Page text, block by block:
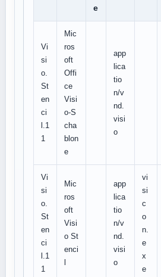
e
Vi
si
o.
St
en
ci
l.1
1
Mic
ros
oft
Offi
ce
Visi
o-S
cha
blon
e
app
lica
tio
n/v
nd.
visi
o
Vi
si
o.
St
en
ci
l.1
1
Mic
ros
oft
Visi
o St
enci
app
lica
tio
n/v
nd.
visi
o
vi
si
c
o
n.
e
x
e